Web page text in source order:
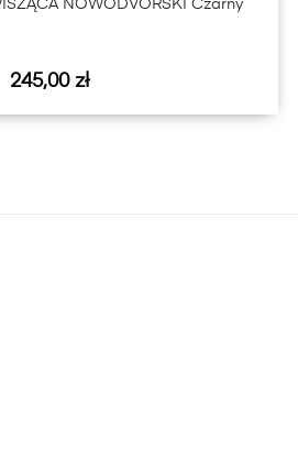
NOWODVORSKI Czarny
Cena
245,00 zł